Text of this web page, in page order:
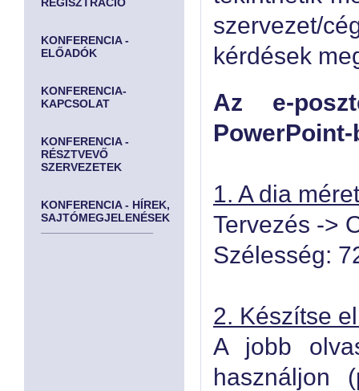
KONFERENCIA -
ELŐADÓK
KONFERENCIA-
KAPCSOLAT
KONFERENCIA -
RÉSZTVEVŐ
SZERVEZETEK
KONFERENCIA - HÍREK,
SAJTÓMEGJELENÉSEK
szervezet/
kérdések
Az e-
1. A dia
Tervezés ->
Szélesség:
2. Készítse
A jobb
használjon